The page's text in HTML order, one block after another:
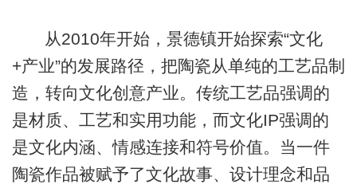
从2010年开始，景德镇开始探索“文化
+产业”的发展路径，把陶瓷从单纯的工艺品制
造，转向文化创意产业。传统工艺品强调的
是材质、工艺和实用功能，而文化IP强调的
是文化内涵、情感连接和符号价值。当一件
陶瓷作品被赋予了文化故事、设计理念和品